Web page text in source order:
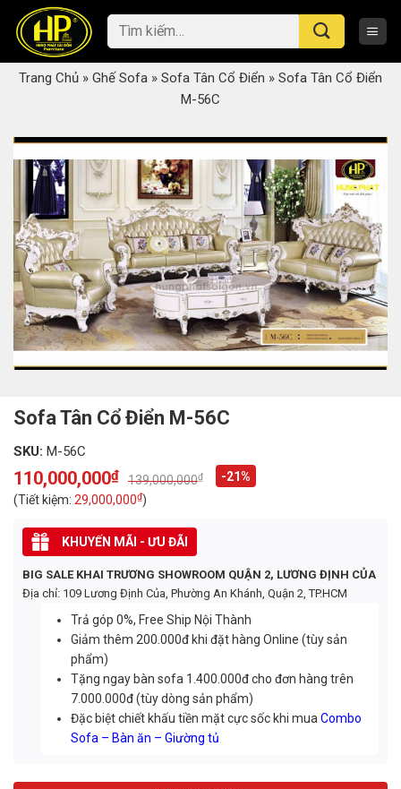
content
Tìm
kiếm:
Trang Chủ » Ghế Sofa » Sofa Tân Cổ Điển » Sofa Tân Cổ Điển
M-56C
Sofa Tân Cổ Điển M-56C
SKU: M-56C
139,000,000₫
Original
price
was:
139,000,000₫.
110,000,000₫
Current
price
is:
110,000,000₫.
-21%
(Tiết kiệm: 29,000,000₫)
KHUYẾN MÃI - ƯU ĐÃI
BIG SALE KHAI TRƯƠNG SHOWROOM QUẬN 2, LƯƠNG ĐỊNH CỦA
Địa chỉ: 109 Lương Định Của, Phường An Khánh, Quận 2, TP.HCM
Trả góp 0%, Free Ship Nội Thành
Giảm thêm 200.000đ khi đặt hàng Online (tùy sản
phẩm)
Tặng ngay bàn sofa 1.400.000đ cho đơn hàng trên
7.000.000đ (tùy dòng sản phẩm)
Đặc biệt chiết khấu tiền mặt cực sốc khi muaCombo
Sofa – Bàn ăn – Giường tủ